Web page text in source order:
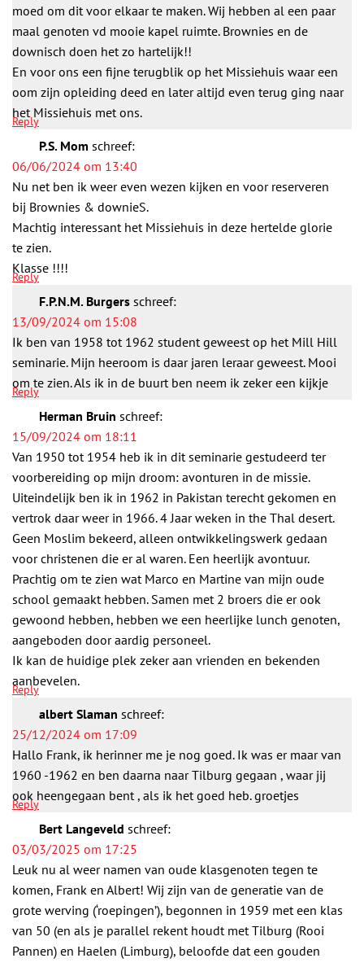
moed om dit voor elkaar te maken. Wij hebben al een paar
maal genoten vd mooie kapel ruimte. Brownies en de
downisch doen het zo hartelijk!!
En voor ons een fijne terugblik op het Missiehuis waar een
oom zijn opleiding deed en later altijd even terug ging naar
het Missiehuis met ons.
Reply
P.S. Mom schreef:
06/06/2024 om 13:40
Nu net ben ik weer even wezen kijken en voor reserveren
bij Brownies & downieS.
Machtig interessant het Missiehuis in deze hertelde glorie
te zien.
Klasse !!!!
Reply
F.P.N.M. Burgers schreef:
13/09/2024 om 15:08
Ik ben van 1958 tot 1962 student geweest op het Mill Hill
seminarie. Mijn heeroom is daar jaren leraar geweest. Mooi
om te zien. Als ik in de buurt ben neem ik zeker een kijkje
Reply
Herman Bruin schreef:
15/09/2024 om 18:11
Van 1950 tot 1954 heb ik in dit seminarie gestudeerd ter
voorbereiding op mijn droom: avonturen in de missie.
Uiteindelijk ben ik in 1962 in Pakistan terecht gekomen en
vertrok daar weer in 1966. 4 Jaar weken in the Thal desert.
Geen Moslim bekeerd, alleen ontwikkelingswerk gedaan
voor christenen die er al waren. Een heerlijk avontuur.
Prachtig om te zien wat Marco en Martine van mijn oude
school gemaakt hebben. Samen met 2 broers die er ook
gewoond hebben, hebben we een heerlijke lunch genoten,
aangeboden door aardig personeel.
Ik kan de huidige plek zeker aan vrienden en bekenden
aanbevelen.
Reply
albert Slaman schreef:
25/12/2024 om 17:09
Hallo Frank, ik herinner me je nog goed. Ik was er maar van
1960 -1962 en ben daarna naar Tilburg gegaan , waar jij
ook heengegaan bent , als ik het goed heb. groetjes
Reply
Bert Langeveld schreef:
03/03/2025 om 17:25
Leuk nu al weer namen van oude klasgenoten tegen te
komen, Frank en Albert! Wij zijn van de generatie van de
grote werving (‘roepingen’), begonnen in 1959 met een klas
van 50 (en als je parallel rekent houdt met Tilburg (Rooi
Pannen) en Haelen (Limburg), beloofde dat een gouden